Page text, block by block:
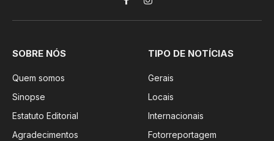
FacebookInstagram
SOBRE NÓS
Quem somos
Sinopse
Estatuto Editorial
Agradecimentos
TIPO DE NOTÍCIAS
Gerais
Locais
Internacionais
Fotorreportagem